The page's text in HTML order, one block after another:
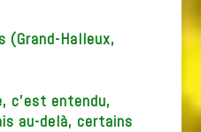
(Grand-Halleux,
c’est entendu,
au-delà, certains